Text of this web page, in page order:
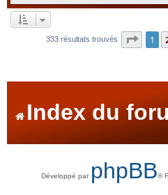
333 résultats trouvés Page 1
1
Index du
Développé par phpBB®